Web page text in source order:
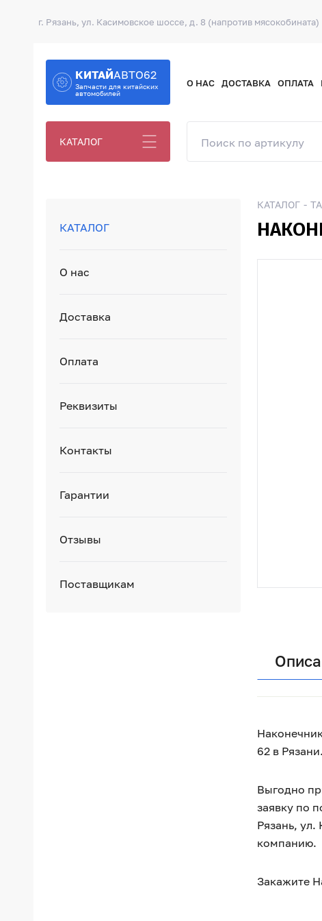
г. Рязань, ул. Касимовское шоссе, д. 8 (напротив мясокобината)
КИТАЙАВТО62
Запчасти для китайских
автомобилей
О НАС ДОСТАВКА ОПЛАТА
КАТАЛОГ
КАТАЛОГ
О нас
Доставка
Оплата
Реквизиты
Контакты
Гарантии
Отзывы
Поставщикам
КАТАЛОГ
62 в
Выгодно
заявку по
Рязань,
компанию.
Закажите